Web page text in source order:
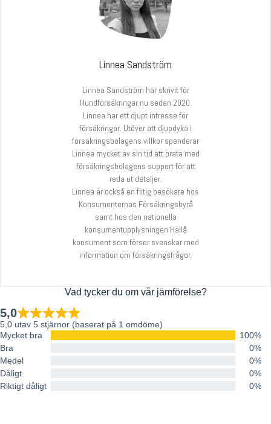
Linnea Sandström
Linnea Sandström har skrivit för
Hundförsäkringar.nu sedan 2020.
Linnea har ett djupt intresse för
försäkringar. Utöver att djupdyka i
försäkringsbolagens villkor spenderar
Linnea mycket av sin tid att prata med
försäkringsbolagens support för att
reda ut detaljer.
Linnea är också en flitig besökare hos
Konsumenternas Försäkringsbyrå
samt hos den nationella
konsumentupplysningen Hallå
konsument som förser svenskar med
information om försäkringsfrågor.
Vad tycker du om vår jämförelse?
5,0
5,0 utav 5 stjärnor (baserat på 1 omdöme)
Mycket bra
100%
Bra
0%
Medel
0%
Dåligt
0%
Riktigt dåligt
0%